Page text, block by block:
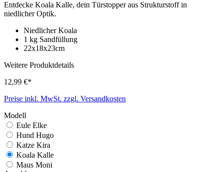
Entdecke Koala Kalle, dein Türstopper aus Strukturstoff in
niedlicher Optik.
Niedlicher Koala
1 kg Sandfüllung
22x18x23cm
Weitere Produktdetails
12,99 €*
Preise inkl. MwSt. zzgl. Versandkosten
Modell
Eule Elke
Hund Hugo
Katze Kira
Koala Kalle
Maus Moni